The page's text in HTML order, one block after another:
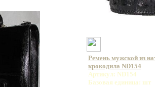
Ремень мужской из
крокодила ND154
Артикул: ND154
Базовая единица: шт